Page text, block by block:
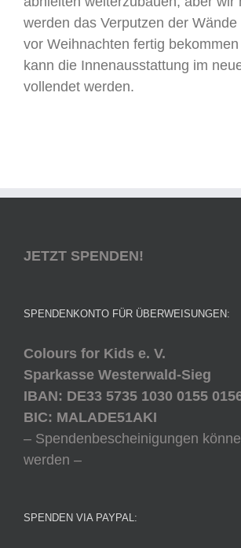
werden das Verputzen der
vor Weihnachten fertig
kann die Innenausstattung im
vollendet werden.
JETZT SPENDEN!
SPENDENKONTO FÜR ÜBERWEISUNGEN:
Colours for Kids e. V.
Sparkasse Westerwald-Sieg
IBAN: DE33 5735 1030 0155
BIC: MALADE51AKI
– Spendenbescheinigungen
werden –
SPENDEN VIA PAYPAL: